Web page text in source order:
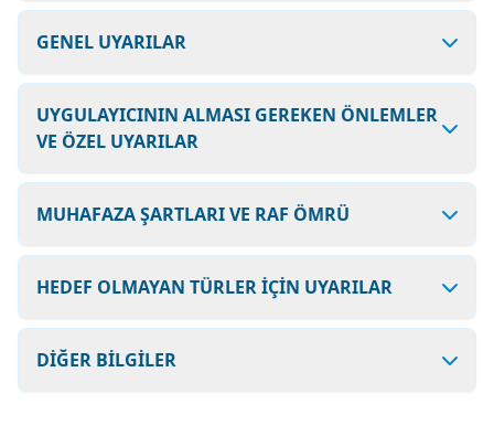
GENEL UYARILAR
UYGULAYICININ ALMASI GEREKEN ÖNLEMLER
VE ÖZEL UYARILAR
MUHAFAZA ŞARTLARI VE RAF ÖMRÜ
HEDEF OLMAYAN TÜRLER İÇİN UYARILAR
DİĞER BİLGİLER